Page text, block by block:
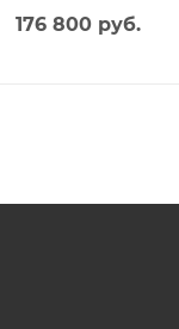
176 800 руб.